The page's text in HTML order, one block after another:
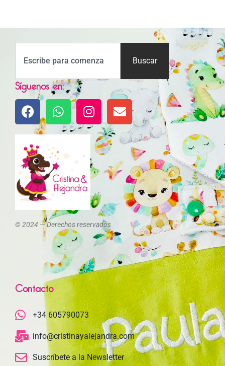
Buscar
Síguenos en:
© 2024 — Derechos reservados
Contacto
+34 605790073
info@cristinayalejandra.com
Suscríbete a la Newsletter